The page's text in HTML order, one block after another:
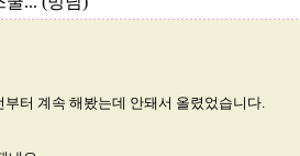
터 계속 해봤는데 안돼서 올렸었습니다.